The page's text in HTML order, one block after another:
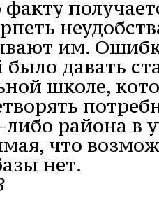
им.
давать
школе,
района в
что
нет.